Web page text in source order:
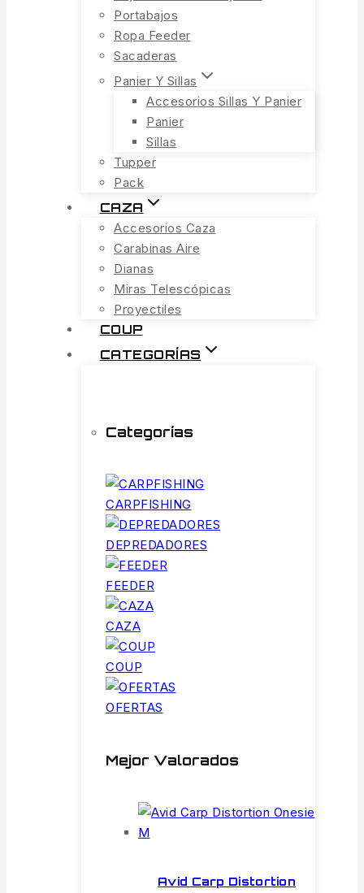
Portabajos
Ropa Feeder
Sacaderas
Panier Y Sillas
Accesorios Sillas Y Panier
Panier
Sillas
Tupper
Pack
CAZA
Accesorios Caza
Carabinas Aire
Dianas
Miras Telescópicas
Proyectiles
COUP
CATEGORÍAS
Categorías
CARPFISHING
DEPREDADORES
FEEDER
CAZA
COUP
OFERTAS
Mejor Valorados
Avid Carp Distortion